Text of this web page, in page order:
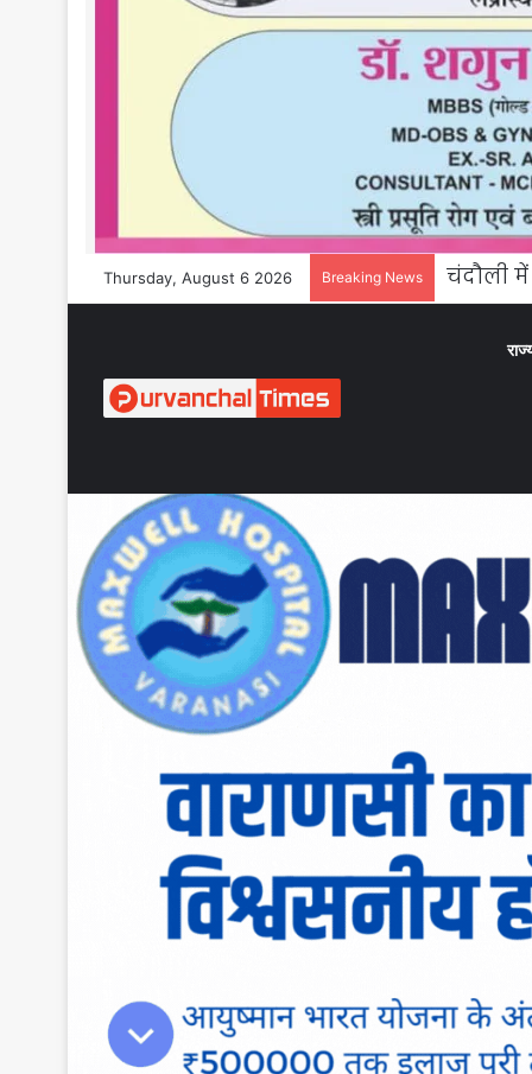
Thursday, August 6 2026 Breaking News